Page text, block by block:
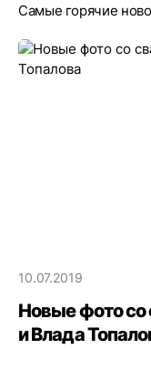
Самые горячие
10.07.2019
Новые фото со
и Влада